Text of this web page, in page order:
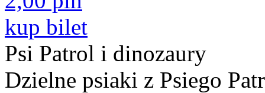
kup bilet
Psi Patrol i dinozaury
Dzielne psiaki z Psiego